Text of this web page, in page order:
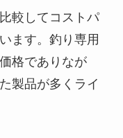
較してコストパ
ます。釣り専用
格でありなが
製品が多くライ